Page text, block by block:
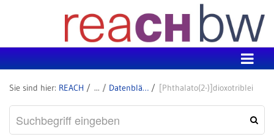
REACH Datenblätter zu SVHC [Phthalato(2-)]dioxotriblei